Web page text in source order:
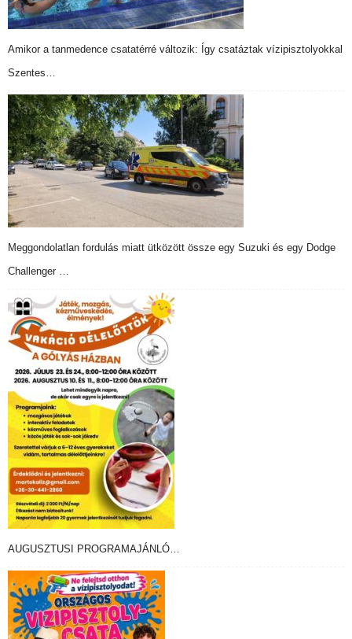
Amikor a tanmedence csatatérré változik: Így csatáztak vízipisztolyokkal
Szentes…
Meggondolatlan fordulás miatt ütközött össze egy Suzuki és egy Dodge
Challenger …
AUGUSZTUSI PROGRAMAJÁNLÓ…